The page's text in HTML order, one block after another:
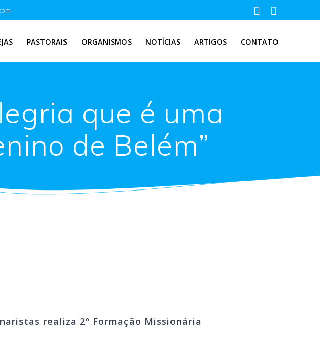
PASTORAIS ORGANISMOS NOTÍCIAS ARTIGOS CONTATO
que é uma
de Belém”
realiza 2º Formação Missionária